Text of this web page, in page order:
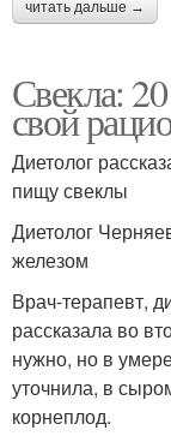
читать дальше →
Свекла:
свой
Диетолог
пищу свеклы
Диетолог
железом
Врач-терапевт,
рассказала во
нужно, но в
уточнила, в
корнеплод.